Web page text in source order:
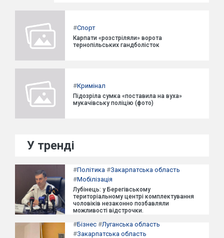
#Спорт
Карпати «розстріляли» ворота
тернопільських гандболісток
#Кримінал
Підозріла сумка «поставила на вуха»
мукачівську поліцію (фото)
У тренді
#Політика #Закарпатська область
#Мобілізація
Лубінець: у Берегівському
територіальному центрі комплектування
чоловіків незаконно позбавляли
можливості відстрочки.
#Бізнес #Луганська область
#Закарпатська область